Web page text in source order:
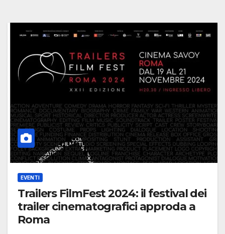
EVENTI
Trailers FilmFest 2024: il festival dei
trailer cinematografici approda a
Roma